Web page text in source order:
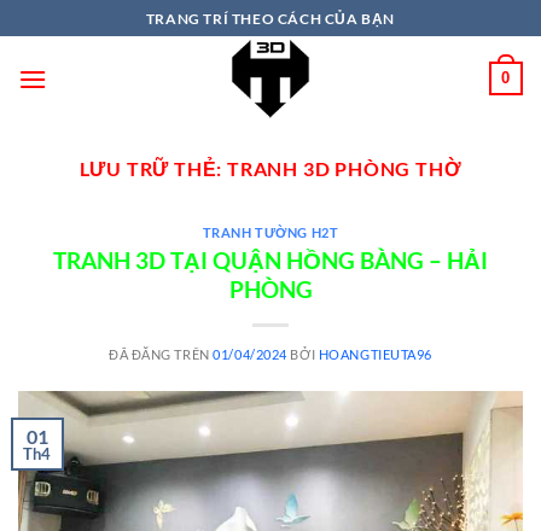
TRANG TRÍ THEO CÁCH CỦA BẠN
0
LƯU TRỮ THẺ: TRANH 3D PHÒNG THỜ
TRANH TƯỜNG H2T
TRANH 3D TẠI QUẬN HỒNG BÀNG – HẢI
PHÒNG
ĐÃ ĐĂNG TRÊN01/04/2024 BỞI HOANGTIEUTA96
01
Th4